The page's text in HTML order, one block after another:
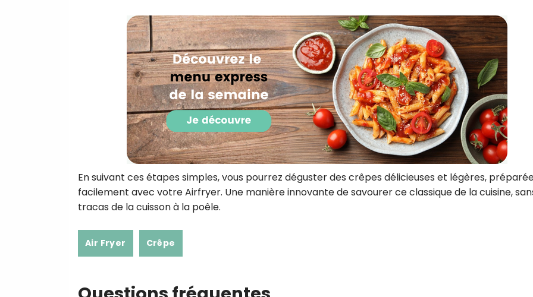
En suivant ces étapes simples, vous pourrez déguster des crêpes délicieuses et légères,
facilement avec votre Airfryer. Une manière innovante de savourer ce classique de la cuisine,
tracas de la cuisson à la poêle.
Air Fryer Crêpe